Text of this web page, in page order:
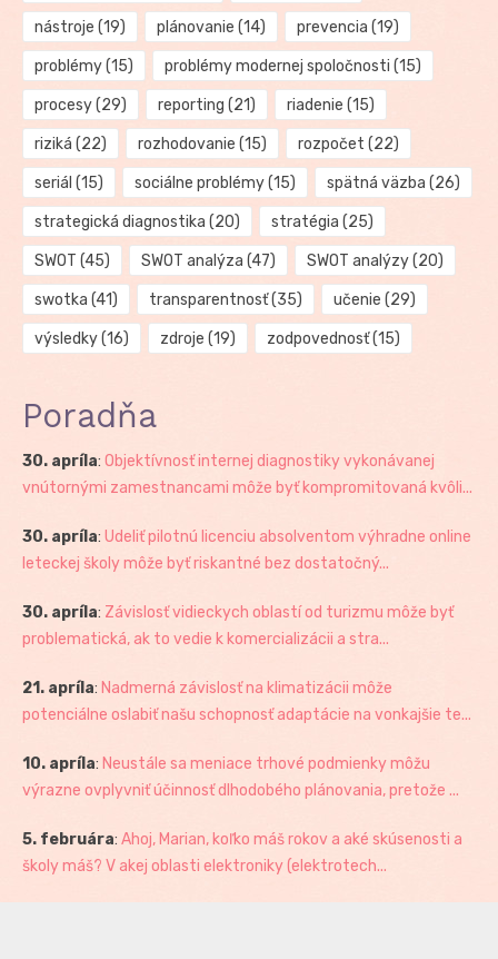
nástroje (19) plánovanie (14) prevencia (19)
problémy(15) problémy modernej spoločnosti (15)
procesy(29) reporting (21) riadenie (15)
riziká (22) rozhodovanie (15) rozpočet (22)
seriál (15) sociálne problémy(15) spätná väzba (26)
strategická diagnostika (20) stratégia (25)
SWOT (45) SWOT analýza (47) SWOT analýzy(20)
swotka (41) transparentnosť(35) učenie (29)
výsledky(16) zdroje (19) zodpovednosť(15)
Poradňa
30. apríla: Objektívnosť internej diagnostiky vykonávanej
vnútornými zamestnancami môže byť kompromitovaná kvôli...
30. apríla: Udeliť pilotnú licenciu absolventom výhradne online
leteckej školy môže byť riskantné bez dostatočný...
30. apríla: Závislosť vidieckych oblastí od turizmu môže byť
problematická, ak to vedie k komercializácii a stra...
21. apríla: Nadmerná závislosť na klimatizácii môže
potenciálne oslabiť našu schopnosť adaptácie na vonkajšie te...
10. apríla: Neustále sa meniace trhové podmienky môžu
výrazne ovplyvniť účinnosť dlhodobého plánovania, pretože ...
5. februára: Ahoj, Marian, koľko máš rokov a aké skúsenosti a
školy máš? V akej oblasti elektroniky (elektrotech...